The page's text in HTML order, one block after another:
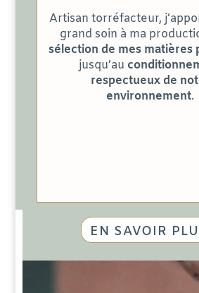
Artisan torréfacteur,
grand soin à ma
sélection de mes matières
jusqu’au
respectueux de
environnement.
EN SAVOIR